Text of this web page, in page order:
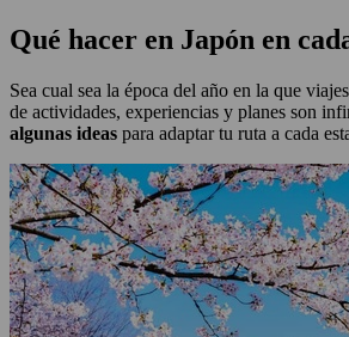
Qué hacer en Japón en
Sea cual sea la época del año en la que
de actividades, experiencias y planes son
algunas ideas para adaptar tu ruta a cada